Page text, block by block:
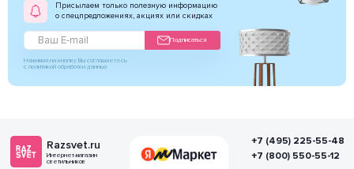
Присылаем только полезную информацию
о спецпредложениях, акциях или скидках
Подписаться
Нажимая на кнопку Вы соглашаетесь
с политикой обработки данных
Razsvet.ru
Интернет-магазин
светильников
+7 (495) 225-55-48
+7 (800) 550-55-12